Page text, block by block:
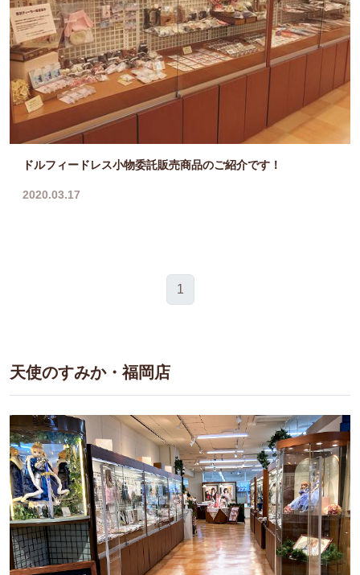
ドルフィードレス小物委託販売商品のご紹介です！
2020.03.17
1
天使のすみか・福岡店